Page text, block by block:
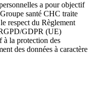
a pour objectif
santé CHC traite
respect du Règlement
GDPR (UE)
à la protection des
des données à caractère